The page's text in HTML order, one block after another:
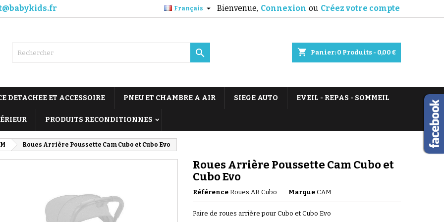
Bienvenue, Connexion ou Créez votre compte
Français 
shopping_cart Panier: 0 Produits - 0,00 €

DETACHEE ET ACCESSOIRE PNEU ET CHAMBRE A AIR SIEGE AUTO EVEIL - REPAS - SOMMEIL
PRODUITS RECONDITIONNES
Roues Arrière Poussette Cam Cubo et Cubo Evo
Roues Arrière Poussette Cam Cubo et
Cubo Evo
Référence Roues AR Cubo Marque CAM
Paire de roues arrière pour Cubo et Cubo Evo